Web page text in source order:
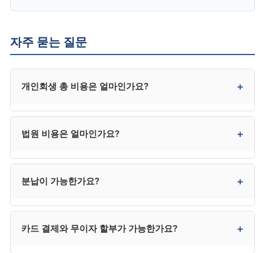
자주 묻는 질문
개인회생 총 비용은 얼마인가요? +
(300만~400만 원)와 법원 비용(20만~30만 원)이
있습니다.
법원 비용은 얼마인가요? +
포함되며, 송달료는 채권자 수에 따라 변동됩니다. 사용
분납이 가능한가요? +
금액과 시점은 사무소와 협의 가능합니다.
카드 결제와 무이자 할부가 가능한가요? +